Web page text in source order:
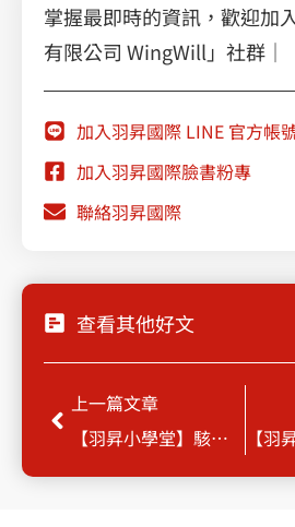
掌握最即時的資訊，歡迎加
有限公司 WingWill」社群｜
加入羽昇國際 LINE 官方帳
加入羽昇國際臉書粉專
聯絡羽昇國際
查看其他好文
上一頁
上一篇文章
【羽昇小學堂】駭客關掉監控系統，你發現得了嗎？